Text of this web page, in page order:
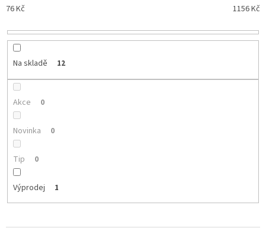
p
o
76Kč 1156Kč
Na skladě 12
Akce 0
Novinka 0
Tip 0
Výprodej 1